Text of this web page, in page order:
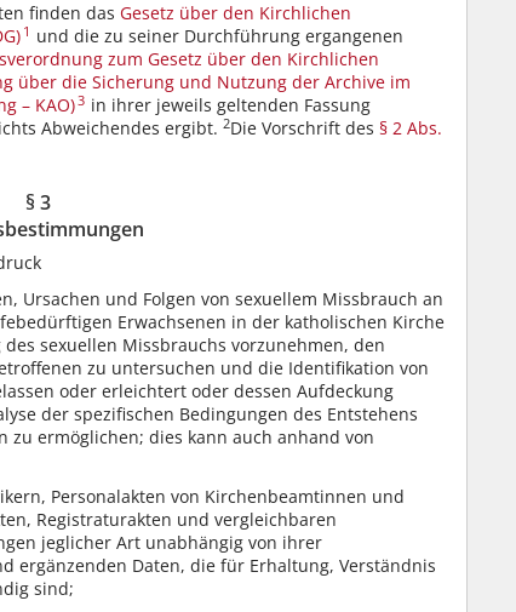
finden das Gesetz über den Kirchlichen
1 und die zu seiner Durchführung ergangenen
zum Gesetz über den Kirchlichen
über die Sicherung und Nutzung der Archive im
– KAO)3 in ihrer jeweils geltenden Fassung
Abweichendes ergibt. 2Die Vorschrift des § 2 Abs.
§ 3
Ursachen und Folgen von sexuellem Missbrauch an
Erwachsenen in der katholischen Kirche
sexuellen Missbrauchs vorzunehmen, den
zu untersuchen und die Identifikation von
oder erleichtert oder dessen Aufdeckung
der spezifischen Bedingungen des Entstehens
zu ermöglichen; dies kann auch anhand von
Personalakten von Kirchenbeamtinnen und
Registraturakten und vergleichbaren
jeglicher Art unabhängig von ihrer
ergänzenden Daten, die für Erhaltung, Verständnis
sind;